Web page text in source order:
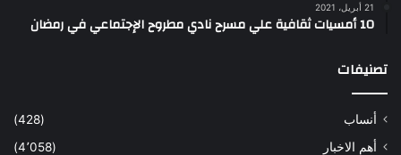
21 أبريل، 2021
10 أمسيات ثقافية علي مسرح نادي مطروح الإجتماعي في رمضان
تصنيفات
أنساب
(428)
أهم الاخبار
(4٬058)